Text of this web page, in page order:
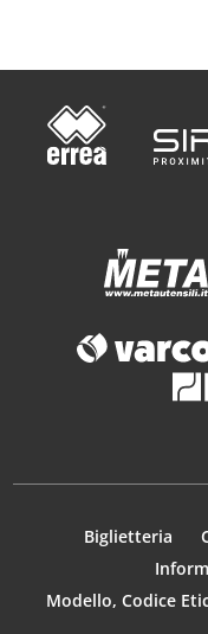
Biglietteria
Modello, Codice